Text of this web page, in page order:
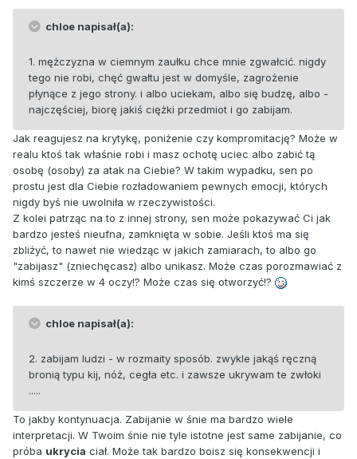
chloe napisał(a):
1. mężczyzna w ciemnym zaułku chce mnie zgwałcić. nigdy
tego nie robi, chęć gwałtu jest w domyśle, zagrożenie
płynące z jego strony. i albo uciekam, albo się budzę, albo -
najczęściej, biorę jakiś ciężki przedmiot i go zabijam.
Jak reagujesz na krytykę, poniżenie czy kompromitację? Może w
realu ktoś tak właśnie robi i masz ochotę uciec albo zabić tą
osobę (osoby) za atak na Ciebie? W takim wypadku, sen po
prostu jest dla Ciebie rozładowaniem pewnych emocji, których
nigdy byś nie uwolniła w rzeczywistości.
Z kolei patrząc na to z innej strony, sen może pokazywać Ci jak
bardzo jesteś nieufna, zamknięta w sobie. Jeśli ktoś ma się
zbliżyć, to nawet nie wiedząc w jakich zamiarach, to albo go
"zabijasz" (zniechęcasz) albo unikasz. Może czas porozmawiać z
kimś szczerze w 4 oczy!? Może czas się otworzyć!?
chloe napisał(a):
2. zabijam ludzi - w rozmaity sposób. zwykle jakąś ręczną
bronią typu kij, nóż, cegła etc. i zawsze ukrywam te zwłoki
.....
To jakby kontynuacja. Zabijanie w śnie ma bardzo wiele
interpretacji. W Twoim śnie nie tyle istotne jest same zabijanie, co
próba ukrycia ciał. Może tak bardzo boisz się konsekwencji i